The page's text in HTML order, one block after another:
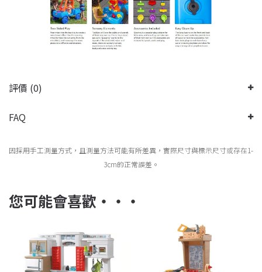
評價 (0)
FAQ
因採用手工測量方式，且測量方法可能有所差異，實際尺寸與標示尺寸或存在1-
3cm的正常誤差。
您可能會喜歡‧‧‧